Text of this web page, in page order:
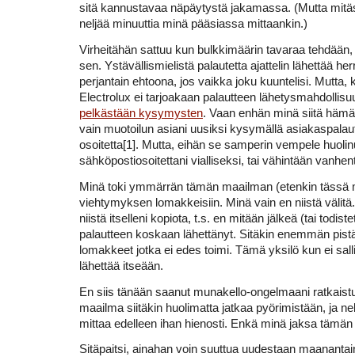
sitä kannustavaa näpäytystä jakamassa. (Mutta
neljää minuuttia minä pääsiassa mittaankin.)
Virheitähän sattuu kun bulkkimäärin tavaraa
sen. Ystävällismielistä palautetta ajattelin lähettää
perjantain ehtoona, jos vaikka joku kuuntelisi. Mutta,
Electrolux ei tarjoakaan palautteen
pelkästään kysymysten. Vaan enhän minä siitä
vain muotoilun asiani uusiksi kysymällä
osoitetta[1]. Mutta, eihän se samperin vempele
sähköpostiosoitettani vialliseksi, tai vähintään
Minä toki ymmärrän tämän maailman (etenkin tässä
viehtymyksen lomakkeisiin. Minä vain en niistä
niistä itselleni kopiota, t.s. en mitään jälkeä (tai
palautteen koskaan lähettänyt. Sitäkin enemmän
lomakkeet jotka ei edes toimi. Tämä yksilö kun ei
lähettää itseään.
En siis tänään saanut munakello-ongelmaani
maailma siitäkin huolimatta jatkaa pyörimistään, ja
mittaa edelleen ihan hienosti. Enkä minä jaksa
Sitäpaitsi, ainahan voin suuttua uudestaan